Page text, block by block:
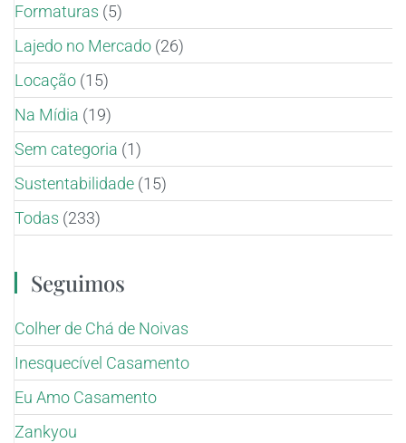
Formaturas (5)
Lajedo no Mercado (26)
Locação (15)
Na Mídia (19)
Sem categoria (1)
Sustentabilidade (15)
Todas (233)
Seguimos
Colher de Chá de Noivas
Inesquecível Casamento
Eu Amo Casamento
Zankyou